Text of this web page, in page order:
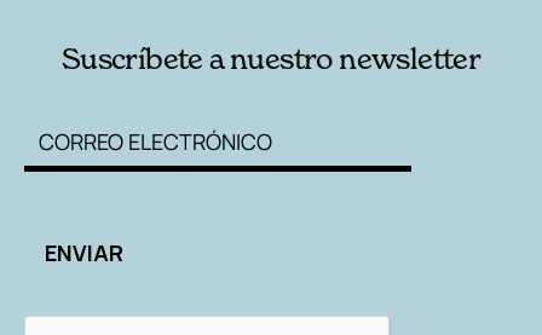
Suscríbete a nuestro newsletter